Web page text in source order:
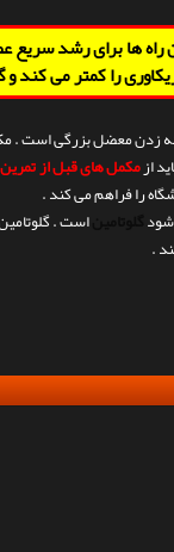
راه ها برای رشد
را کمتر می
زدن معضل بزرگی است .
ازمکمل های قبل از تمرین
را فراهم می کند .
است .
.